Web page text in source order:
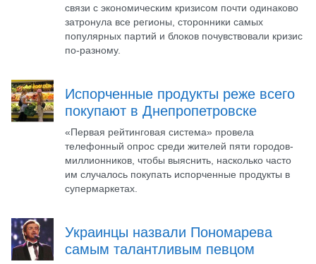
связи с экономическим кризисом почти одинаково
затронула все регионы, сторонники самых
популярных партий и блоков почувствовали кризис
по-разному.
Испорченные продукты реже всего
покупают в Днепропетровске
«Первая рейтинговая система» провела
телефонный опрос среди жителей пяти городов-
миллионников, чтобы выяснить, насколько часто
им случалось покупать испорченные продукты в
супермаркетах.
Украинцы назвали Пономарева
самым талантливым певцом